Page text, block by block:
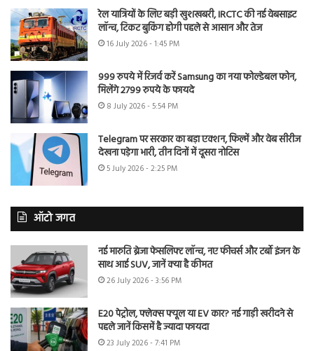
रेल यात्रियों के लिए बड़ी खुशखबरी, IRCTC की नई वेबसाइट
लॉन्च, टिकट बुकिंग होगी पहले से आसान और तेज
16 July 2026 - 1:45 PM
999 रुपये में रिजर्व करें Samsung का नया फोल्डेबल फोन,
मिलेंगे 2799 रुपये के फायदे
8 July 2026 - 5:54 PM
Telegram पर सरकार का बड़ा एक्शन, फिल्में और वेब सीरीज
देखना पड़ेगा भारी, तीन दिनों में दूसरा नोटिस
5 July 2026 - 2:25 PM
ऑटो जगत
नई मारुति ब्रेजा फेसलिफ्ट लॉन्च, नए फीचर्स और टर्बो इंजन के
साथ आई SUV, जानें क्या है कीमत
26 July 2026 - 3:56 PM
E20 पेट्रोल, फ्लेक्स फ्यूल या EV कार? नई गाड़ी खरीदने से
पहले जानें किसमें है ज्यादा फायदा
23 July 2026 - 7:41 PM